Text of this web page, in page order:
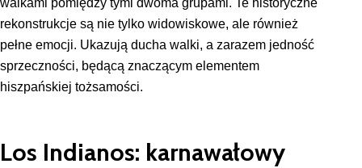
rekonstrukcje są nie tylko widowiskowe, ale również
pełne emocji. Ukazują ducha walki, a zarazem jedność
sprzeczności, będącą znaczącym elementem
hiszpańskiej tożsamości.
Los Indianos: karnawałowy